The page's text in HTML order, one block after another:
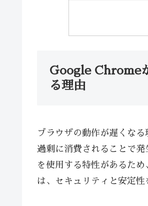
Google Chrome
る理由
ブラウザの動作が遅くな
過剰に消費されることで
を使用する特性があるた
は、セキュリティと安定